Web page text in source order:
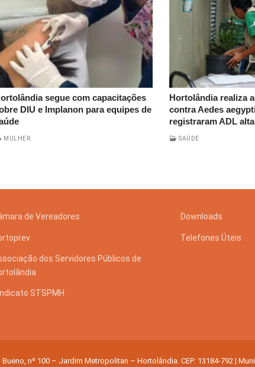
segue com capacitações
DIU e Implanon para equipes de
MULHER
Hortolândia realiza
contra Aedes
registraram ADL alta
SAÚDE
de Vereadores
dos Servidores Públicos de
STSPMH
Downloads
Telefones Úteis
nº 100 – Jardim Metropolitan – Hortolândia. CEP: 13184-792 |